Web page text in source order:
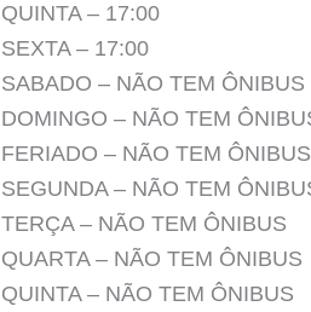
QUINTA – 17:00
SEXTA – 17:00
SABADO – NÃO TEM ÔNIBUS
DOMINGO – NÃO TEM
FERIADO – NÃO TEM ÔNIBUS
SEGUNDA – NÃO TEM
TERÇA – NÃO TEM ÔNIBUS
QUARTA – NÃO TEM ÔNIBUS
QUINTA – NÃO TEM ÔNIBUS